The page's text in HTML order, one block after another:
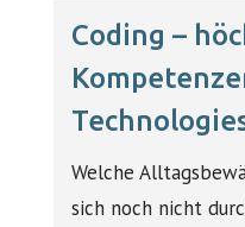
Coding –
Welche
sich noch nicht